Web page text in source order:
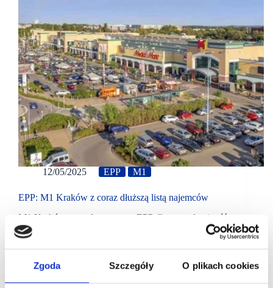
Zgoda Szczegóły O plikach cookies
12/05/2025 EPP M1
EPP: M1 Kraków z coraz dłuższą listą najemców
M1 Kraków zarządzane przez EPP dba o atrakcyjność
oferty. Oferta gastronomiczna wzbogaciła się o lokal
sieci McDonald's, który powrócił po modernizacji. Do
grona najemców dołączyła marka Maxi Zoo.